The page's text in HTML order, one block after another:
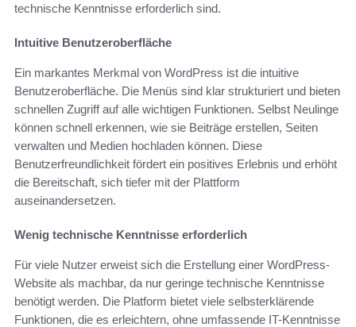
technische Kenntnisse erforderlich sind.
Intuitive Benutzeroberfläche
Ein markantes Merkmal von WordPress ist die intuitive
Benutzeroberfläche. Die Menüs sind klar strukturiert und bieten
schnellen Zugriff auf alle wichtigen Funktionen. Selbst Neulinge
können schnell erkennen, wie sie Beiträge erstellen, Seiten
verwalten und Medien hochladen können. Diese
Benutzerfreundlichkeit fördert ein positives Erlebnis und erhöht
die Bereitschaft, sich tiefer mit der Plattform
auseinandersetzen.
Wenig technische Kenntnisse erforderlich
Für viele Nutzer erweist sich die Erstellung einer WordPress-
Website als machbar, da nur geringe technische Kenntnisse
benötigt werden. Die Platform bietet viele selbsterklärende
Funktionen, die es erleichtern, ohne umfassende IT-Kenntnisse